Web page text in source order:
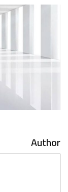
Author